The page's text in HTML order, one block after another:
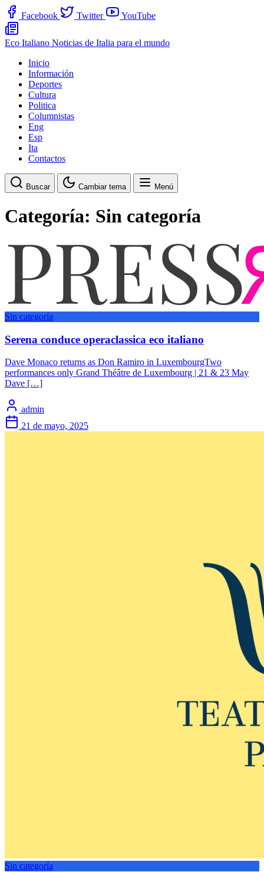
Facebook Twitter YouTube
Eco Italiano Noticias de Italia para el mundo
Inicio
Información
Deportes
Cultura
Politica
Columnistas
Eng
Esp
Ita
Contactos
Buscar Cambiar tema Menú
Categoría: Sin categoría
Sin categoría
Serena conduce operaclassica eco italiano
Dave Monaco returns as Don Ramiro in LuxembourgTwo
performances only Grand Théâtre de Luxembourg | 21 & 23 May
Dave […]
admin
21 de mayo, 2025
Sin categoría